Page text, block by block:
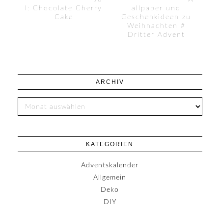
l: Chocolate Cherry
Cake
allpaper und
Geschenkideen zu
Weihnachten #
Dritter Advent
ARCHIV
KATEGORIEN
Adventskalender
Allgemein
Deko
DIY